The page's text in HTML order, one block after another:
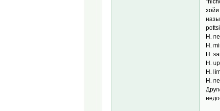
H.
H.
H.
H.
H.
H.